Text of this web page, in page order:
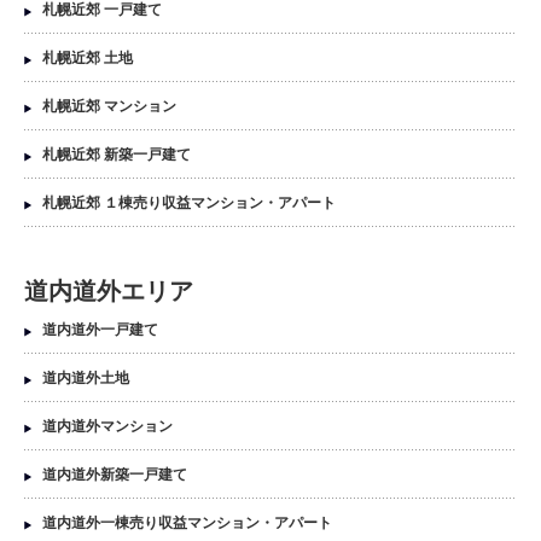
札幌近郊 一戸建て
札幌近郊 土地
札幌近郊 マンション
札幌近郊 新築一戸建て
札幌近郊 １棟売り収益マンション・アパート
道内道外エリア
道内道外一戸建て
道内道外土地
道内道外マンション
道内道外新築一戸建て
道内道外一棟売り収益マンション・アパート